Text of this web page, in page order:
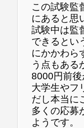
この試験監
にあると思
試験中は監
できるとい
にかかわら
う点もある
8000円前
大学生やフ
だし本当に
多くの応募
ようです。